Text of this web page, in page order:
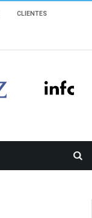
CLIENTES